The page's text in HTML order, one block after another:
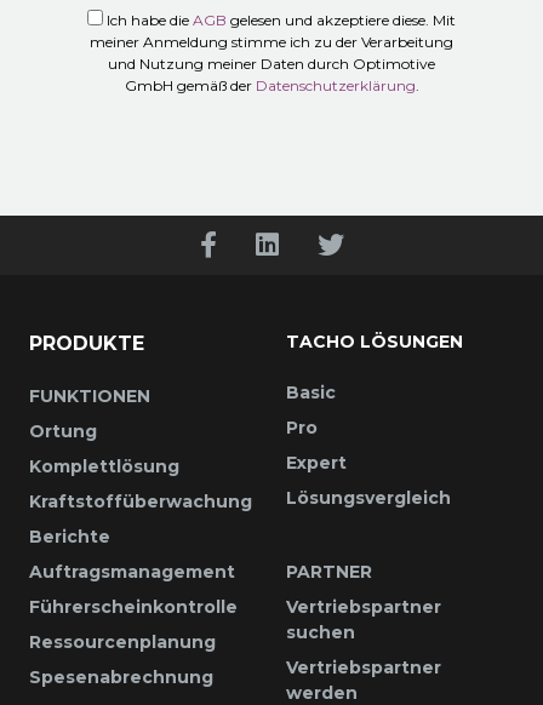
Ich habe die AGB gelesen und akzeptiere diese. Mit
meiner Anmeldung stimme ich zu der Verarbeitung
und Nutzung meiner Daten durch Optimotive
GmbH gemäß der Datenschutzerklärung
PRODUKTE
FUNKTIONEN
Ortung
Komplettlösung
Kraftstoffüberwachung
Berichte
Auftragsmanagement
Führerscheinkontrolle
Ressourcenplanung
Spesenabrechnung
TACHO LÖSUNGEN
Basic
Pro
Expert
Lösungsvergleich
PARTNER
Vertriebspartner
suchen
Vertriebspartner
werden